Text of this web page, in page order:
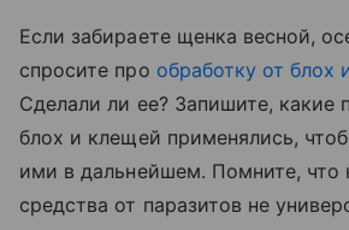
Если забираете щенка весной,
спросите про обработку от блох
Сделали ли ее? Запишите, какие
блох и клещей применялись,
ими в дальнейшем. Помните, что
средства от паразитов не